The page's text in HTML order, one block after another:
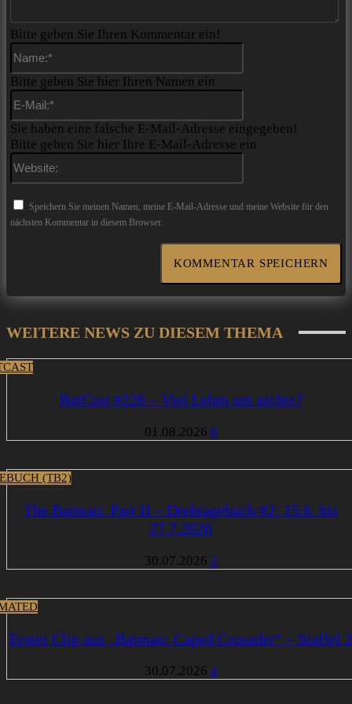
Bitte geben Sie Ihren Kommentar ein!
Bitte geben Sie hier Ihren Namen ein
Sie haben eine falsche E-Mail-Adresse eingegeben!
Bitte geben Sie hier Ihre E-Mail-Adresse ein
Speichern Sie meinen Namen, meine E-Mail-Adresse und meine Website für den
nächsten Kommentar in diesem Browser.
WEITERE NEWS ZU DIESEM THEMA
BatCast #226 – Viel Lehm um nichts?
01.08.2026 0
(TB2)
The Batman: Part II – Drehtagebuch #2: 15.6. bis
27.7.2026
30.07.2026 2
Erster Clip aus „Batman: Caped Crusader“ – Staffel 2
30.07.2026 4